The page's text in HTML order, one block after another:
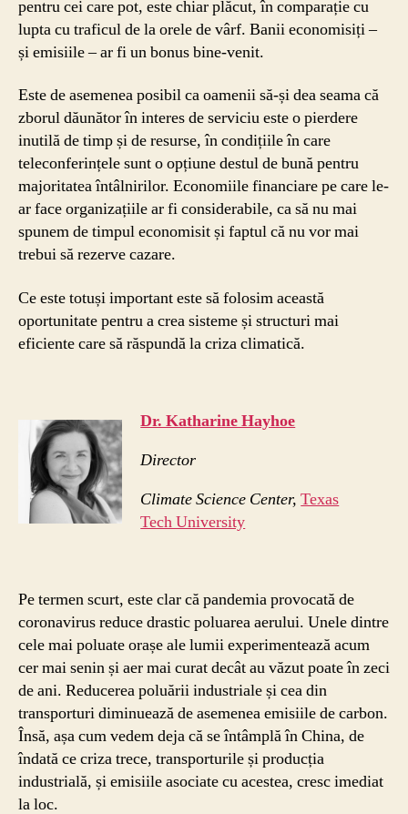
pentru cei care pot, este chiar plăcut, în comparație cu
lupta cu traficul de la orele de vârf. Banii economisiți –
și emisiile – ar fi un bonus bine-venit.
Este de asemenea posibil ca oamenii să-și dea seama că
zborul dăunător în interes de serviciu este o pierdere
inutilă de timp și de resurse, în condițiile în care
teleconferințele sunt o opțiune destul de bună pentru
majoritatea întâlnirilor. Economiile financiare pe care le-
ar face organizațiile ar fi considerabile, ca să nu mai
spunem de timpul economisit și faptul că nu vor mai
trebui să rezerve cazare.
Ce este totuși important este să folosim această
oportunitate pentru a crea sisteme și structuri mai
eficiente care să răspundă la criza climatică.
Dr. Katharine Hayhoe
Director
Climate Science Center,Texas
Tech University
Pe termen scurt, este clar că pandemia provocată de
coronavirus reduce drastic poluarea aerului. Unele dintre
cele mai poluate orașe ale lumii experimentează acum
cer mai senin și aer mai curat decât au văzut poate în zeci
de ani. Reducerea poluării industriale și cea din
transporturi diminuează de asemenea emisiile de carbon.
Însă, așa cum vedem deja că se întâmplă în China, de
îndată ce criza trece, transporturile și producția
industrială, și emisiile asociate cu acestea, cresc imediat
la loc.